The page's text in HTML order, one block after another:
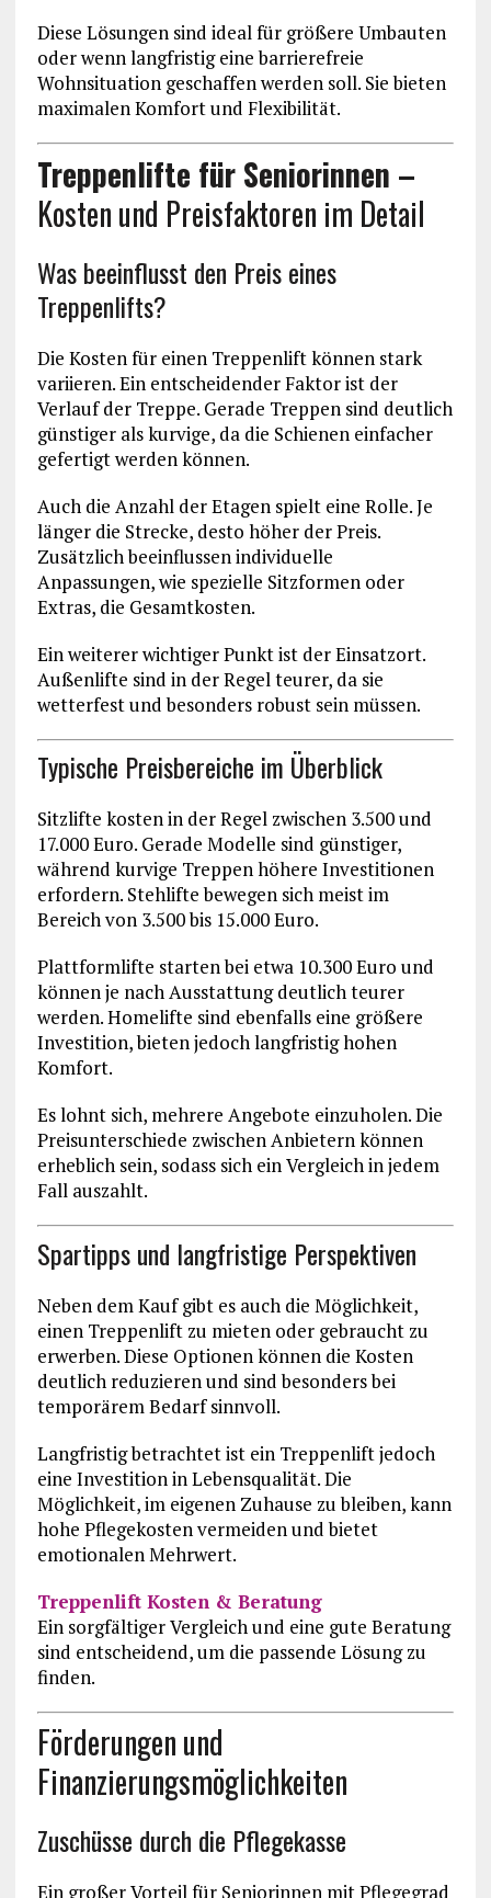
Diese Lösungen sind ideal für größere Umbauten
oder wenn langfristig eine barrierefreie
Wohnsituation geschaffen werden soll. Sie bieten
maximalen Komfort und Flexibilität.
Treppenlifte für Seniorinnen –
Kosten und Preisfaktoren im Detail
Was beeinflusst den Preis eines
Treppenlifts?
Die Kosten für einen Treppenlift können stark
variieren. Ein entscheidender Faktor ist der
Verlauf der Treppe. Gerade Treppen sind deutlich
günstiger als kurvige, da die Schienen einfacher
gefertigt werden können.
Auch die Anzahl der Etagen spielt eine Rolle. Je
länger die Strecke, desto höher der Preis.
Zusätzlich beeinflussen individuelle
Anpassungen, wie spezielle Sitzformen oder
Extras, die Gesamtkosten.
Ein weiterer wichtiger Punkt ist der Einsatzort.
Außenlifte sind in der Regel teurer, da sie
wetterfest und besonders robust sein müssen.
Typische Preisbereiche im Überblick
Sitzlifte kosten in der Regel zwischen 3.500 und
17.000 Euro. Gerade Modelle sind günstiger,
während kurvige Treppen höhere Investitionen
erfordern. Stehlifte bewegen sich meist im
Bereich von 3.500 bis 15.000 Euro.
Plattformlifte starten bei etwa 10.300 Euro und
können je nach Ausstattung deutlich teurer
werden. Homelifte sind ebenfalls eine größere
Investition, bieten jedoch langfristig hohen
Komfort.
Es lohnt sich, mehrere Angebote einzuholen. Die
Preisunterschiede zwischen Anbietern können
erheblich sein, sodass sich ein Vergleich in jedem
Fall auszahlt.
Spartipps und langfristige Perspektiven
Neben dem Kauf gibt es auch die Möglichkeit,
einen Treppenlift zu mieten oder gebraucht zu
erwerben. Diese Optionen können die Kosten
deutlich reduzieren und sind besonders bei
temporärem Bedarf sinnvoll.
Langfristig betrachtet ist ein Treppenlift jedoch
eine Investition in Lebensqualität. Die
Möglichkeit, im eigenen Zuhause zu bleiben, kann
hohe Pflegekosten vermeiden und bietet
emotionalen Mehrwert.
Treppenlift Kosten & Beratung
Ein sorgfältiger Vergleich und eine gute Beratung
sind entscheidend, um die passende Lösung zu
finden.
Förderungen und
Finanzierungsmöglichkeiten
Zuschüsse durch die Pflegekasse
Ein großer Vorteil für Seniorinnen mit Pflegegrad